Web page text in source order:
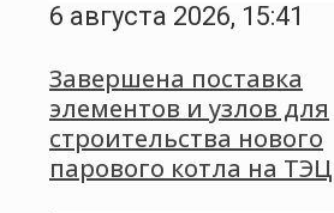
6 августа 2026, 15:41
Завершена поставка
элементов и узлов для
строительства нового
парового котла на